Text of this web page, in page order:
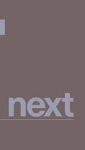
next